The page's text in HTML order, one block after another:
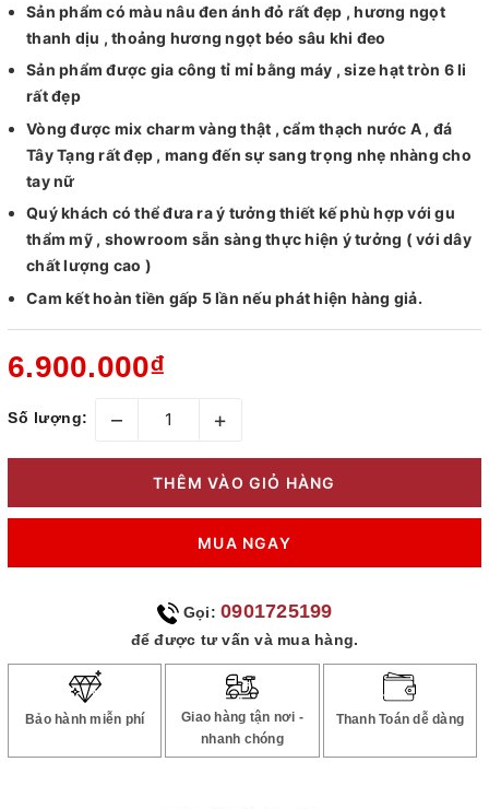
Sản phẩm có màu nâu đen ánh đỏ rất đẹp , hương ngọt
thanh dịu , thoảng hương ngọt béo sâu khi đeo
Sản phẩm được gia công tỉ mỉ bằng máy , size hạt tròn 6 li
rất đẹp
Vòng được mix charm vàng thật , cẩm thạch nước A , đá
Tây Tạng rất đẹp , mang đến sự sang trọng nhẹ nhàng cho
tay nữ
Quý khách có thể đưa ra ý tưởng thiết kế phù hợp với gu
thẩm mỹ , showroom sẵn sàng thực hiện ý tưởng ( với dây
chất lượng cao )
Cam kết hoàn tiền gấp 5 lần nếu phát hiện hàng giả.
6.900.000₫
Số lượng: – +
THÊM VÀO GIỎ HÀNG
MUA NGAY
Gọi: 0901725199
để được tư vấn và mua hàng.
Bảo hành miễn phí
Giao hàng tận nơi -
nhanh chóng
Thanh Toán dễ dàng